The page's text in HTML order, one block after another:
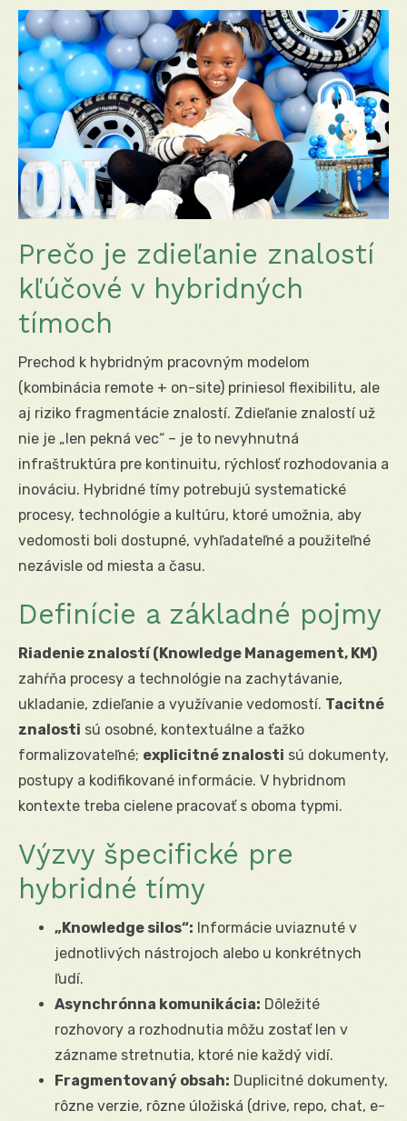
Prečo je zdieľanie znalostí
kľúčové v hybridných
tímoch
Prechod k hybridným pracovným modelom
(kombinácia remote + on-site) priniesol flexibilitu, ale
aj riziko fragmentácie znalostí. Zdieľanie znalostí už
nie je „len pekná vec“ – je to nevyhnutná
infraštruktúra pre kontinuitu, rýchlosť rozhodovania a
inováciu. Hybridné tímy potrebujú systematické
procesy, technológie a kultúru, ktoré umožnia, aby
vedomosti boli dostupné, vyhľadateľné a použiteľné
nezávisle od miesta a času.
Definície a základné pojmy
Riadenie znalostí (Knowledge Management, KM)
zahŕňa procesy a technológie na zachytávanie,
ukladanie, zdieľanie a využívanie vedomostí. Tacitné
znalosti sú osobné, kontextuálne a ťažko
formalizovateľné; explicitné znalosti sú dokumenty,
postupy a kodifikované informácie. V hybridnom
kontexte treba cielene pracovať s oboma typmi.
Výzvy špecifické pre
hybridné tímy
„Knowledge silos“: Informácie uviaznuté v
jednotlivých nástrojoch alebo u konkrétnych
ľudí.
Asynchrónna komunikácia: Dôležité
rozhovory a rozhodnutia môžu zostať len v
zázname stretnutia, ktoré nie každý vidí.
Fragmentovaný obsah: Duplicitné dokumenty,
rôzne verzie, rôzne úložiská (drive, repo, chat, e-